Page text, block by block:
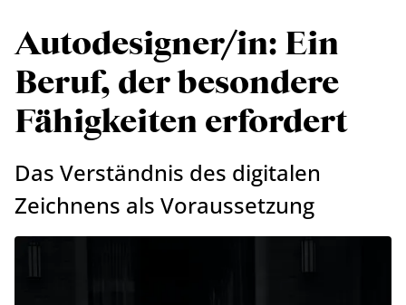
Autodesigner/in: Ein
Beruf, der besondere
Fähigkeiten erfordert
Das Verständnis des digitalen
Zeichnens als Voraussetzung